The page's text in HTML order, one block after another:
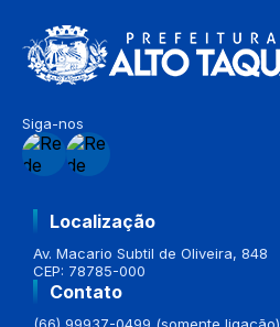
Siga-nos
Localização
Av. Macario Subtil de Oliveira, 848
CEP: 78785-000
Contato